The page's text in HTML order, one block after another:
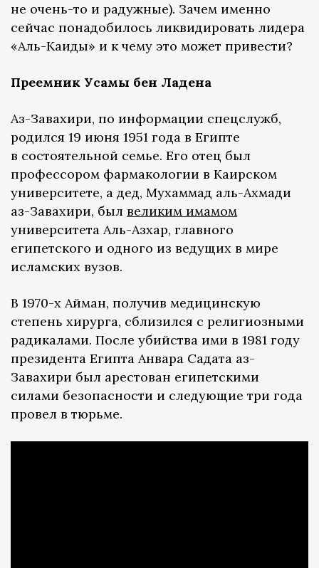
не очень-то и радужные). Зачем именно
сейчас понадобилось ликвидировать лидера
«Аль-Каиды» и к чему это может привести?
Преемник Усамы бен Ладена
Аз-Завахири, по информации спецслужб,
родился 19 июня 1951 года в Египте
в состоятельной семье. Его отец был
профессором фармакологии в Каирском
университете, а дед, Мухаммад аль-Ахмади
аз-Завахири, был великим имамом
университета Аль-Азхар, главного
египетского и одного из ведущих в мире
исламских вузов.
В 1970-х Айман, получив медицинскую
степень хирурга, сблизился с религиозными
радикалами. После убийства ими в 1981 году
президента Египта Анвара Садата аз-
Завахири был арестован египетскими
силами безопасности и следующие три года
провел в тюрьме.